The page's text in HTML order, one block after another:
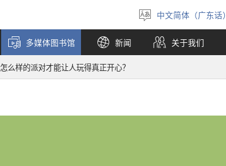
选
择
语
言
中文简体（广东话）
多媒体图书馆 新闻 关于我们
怎么样的派对才能让人玩得真正开心？